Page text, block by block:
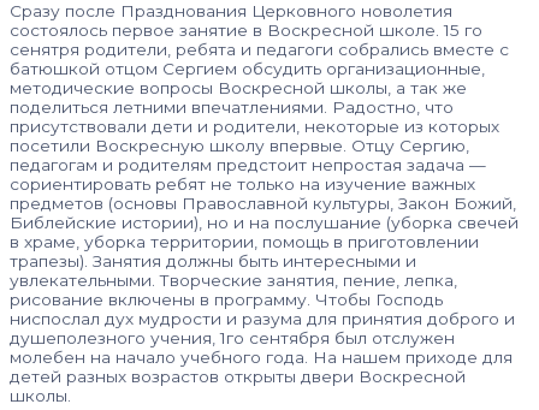
Сразу после Празднования Церковного новолетия
состоялось первое занятие в Воскресной школе. 15 го
сенятря родители, ребята и педагоги собрались вместе с
батюшкой отцом Сергием обсудить организационные,
методические вопросы Воскресной школы, а так же
поделиться летними впечатлениями. Радостно, что
присутствовали дети и родители, некоторые из которых
посетили Воскресную школу впервые. Отцу Сергию,
педагогам и родителям предстоит непростая задача —
сориентировать ребят не только на изучение важных
предметов (основы Православной культуры, Закон Божий,
Библейские истории), но и на послушание (уборка свечей
в храме, уборка территории, помощь в приготовлении
трапезы). Занятия должны быть интересными и
увлекательными. Творческие занятия, пение, лепка,
рисование включены в программу. Чтобы Господь
ниспослал дух мудрости и разума для принятия доброго и
душеполезного учения, 1го сентября был отслужен
молебен на начало учебного года. На нашем приходе для
детей разных возрастов открыты двери Воскресной
школы.